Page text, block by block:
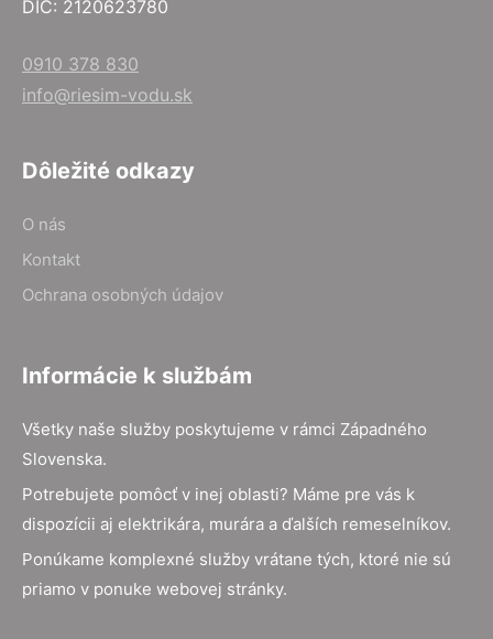
DIČ: 2120623780
0910 378 830
info@riesim-vodu.sk
Dôležité odkazy
O nás
Kontakt
Ochrana osobných údajov
Informácie k službám
Všetky naše služby poskytujeme v rámci Západného
Slovenska.
Potrebujete pomôcť v inej oblasti? Máme pre vás k
dispozícii aj elektrikára, murára a ďalších remeselníkov.
Ponúkame komplexné služby vrátane tých, ktoré nie sú
priamo v ponuke webovej stránky.